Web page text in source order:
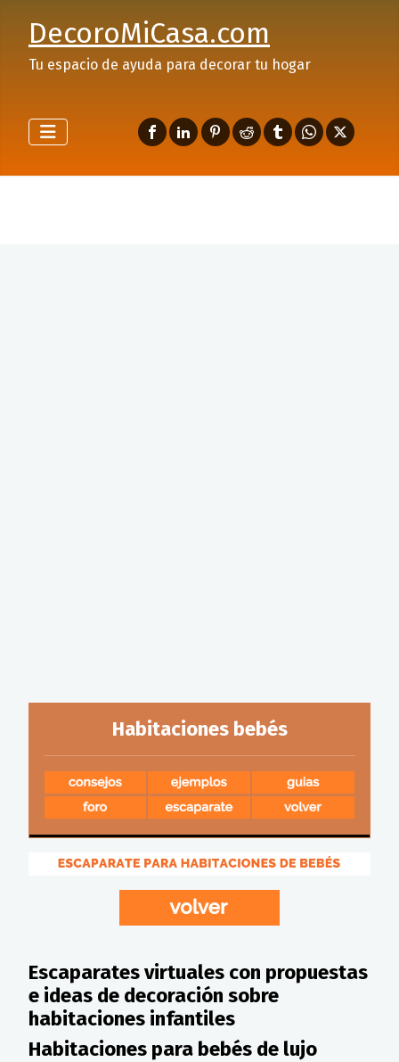
DecoroMiCasa.com
Tu espacio de ayuda para decorar tu hogar
Habitaciones bebés
Escaparates virtuales con propuestas
e ideas de decoración sobre
habitaciones infantiles
Habitaciones para bebés de lujo